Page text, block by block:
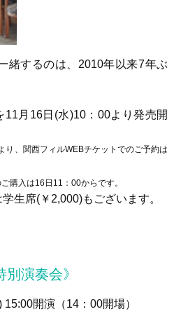
緒するのは、2010年以来7年ぶ
11月16日(水)10：00より発売開
、関西フィルWEBチケットでのご予約は
購入は16日11：00からです。
生席(￥2,000)もございます。
別演奏会》
開演（14：00開場）